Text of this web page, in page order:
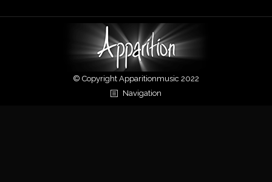
© Copyright Apparitionmusic 2022
Navigation